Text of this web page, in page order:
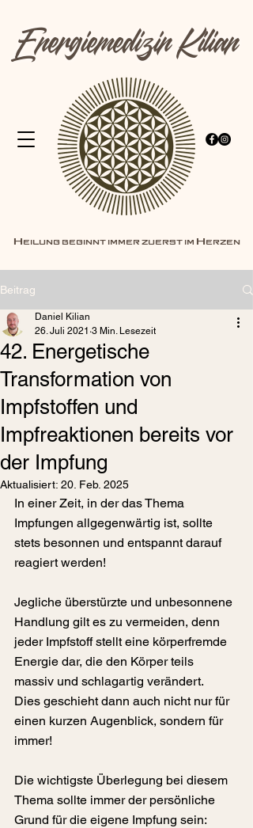
Energiemedizin Kilian
Heilung beginnt immer zuerst im Herzen
Beitrag
42. Energetische
Transformation von
Impfstoffen und
Impfreaktionen bereits vor
der Impfung
Daniel Kilian
26. Juli 2021 3 Min. Lesezeit
Aktualisiert: 20. Feb. 2025
In einer Zeit, in der das Thema
Impfungen allgegenwärtig ist, sollte
stets besonnen und entspannt darauf
reagiert werden!
Jegliche überstürzte und unbesonnene
Handlung gilt es zu vermeiden, denn
jeder Impfstoff stellt eine körperfremde
Energie dar, die den Körper teils
massiv und schlagartig verändert.
Dies geschieht dann auch nicht nur für
einen kurzen Augenblick, sondern für
immer!
Die wichtigste Überlegung bei diesem
Thema sollte immer der persönliche
Grund für die eigene Impfung sein: